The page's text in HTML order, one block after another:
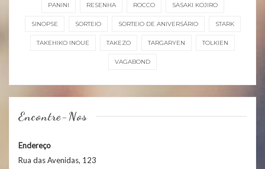
PANINI RESENHA ROCCO SASAKI KOJIRO
SINOPSE SORTEIO SORTEIO DE ANIVERSÁRIO STARK
TAKEHIKO INOUE TAKEZO TARGARYEN TOLKIEN
VAGABOND
Encontre-Nos
Endereço
Rua das Avenidas, 123